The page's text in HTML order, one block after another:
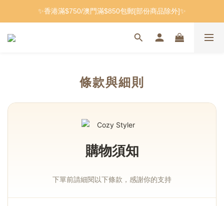
✨香港滿$750/澳門滿$850包郵[部份商品除外]✨
條款與細則
購物須知
下單前請細閱以下條款，感謝你的支持